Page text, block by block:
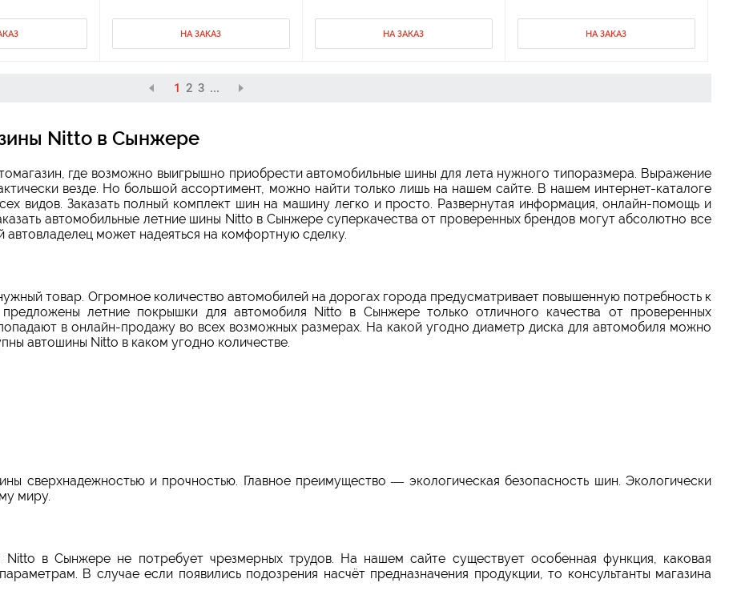
НА ЗАКАЗ НА ЗАКАЗ НА ЗАКАЗ
1 2 3 ...
Nitto в Сынжере
где возможно выигрышно приобрести автомобильные шины для лета нужного типоразмера. Выражение
везде. Но большой ассортимент, можно найти только лишь на нашем сайте. В нашем интернет-каталоге
видов. Заказать полный комплект шин на машину легко и просто. Развернутая информация, онлайн-помощь и
автомобильные летние шины Nitto в Сынжере суперкачества от проверенных брендов могут абсолютно все
может надеяться на комфортную сделку.
товар. Огромное количество автомобилей на дорогах города предусматривает повышенную потребность к
летние покрышки для автомобиля Nitto в Сынжере только отличного качества от проверенных
в онлайн-продажу во всех возможных размерах. На какой угодно диаметр диска для автомобиля можно
автошины Nitto в каком угодно количестве.
сверхнадежностью и прочностью. Главное преимущество — экологическая безопасность шин. Экологически
миру.
Nitto в Сынжере не потребует чрезмерных трудов. На нашем сайте существует особенная функция, каковая
В случае если появились подозрения насчёт предназначения продукции, то консультанты магазина